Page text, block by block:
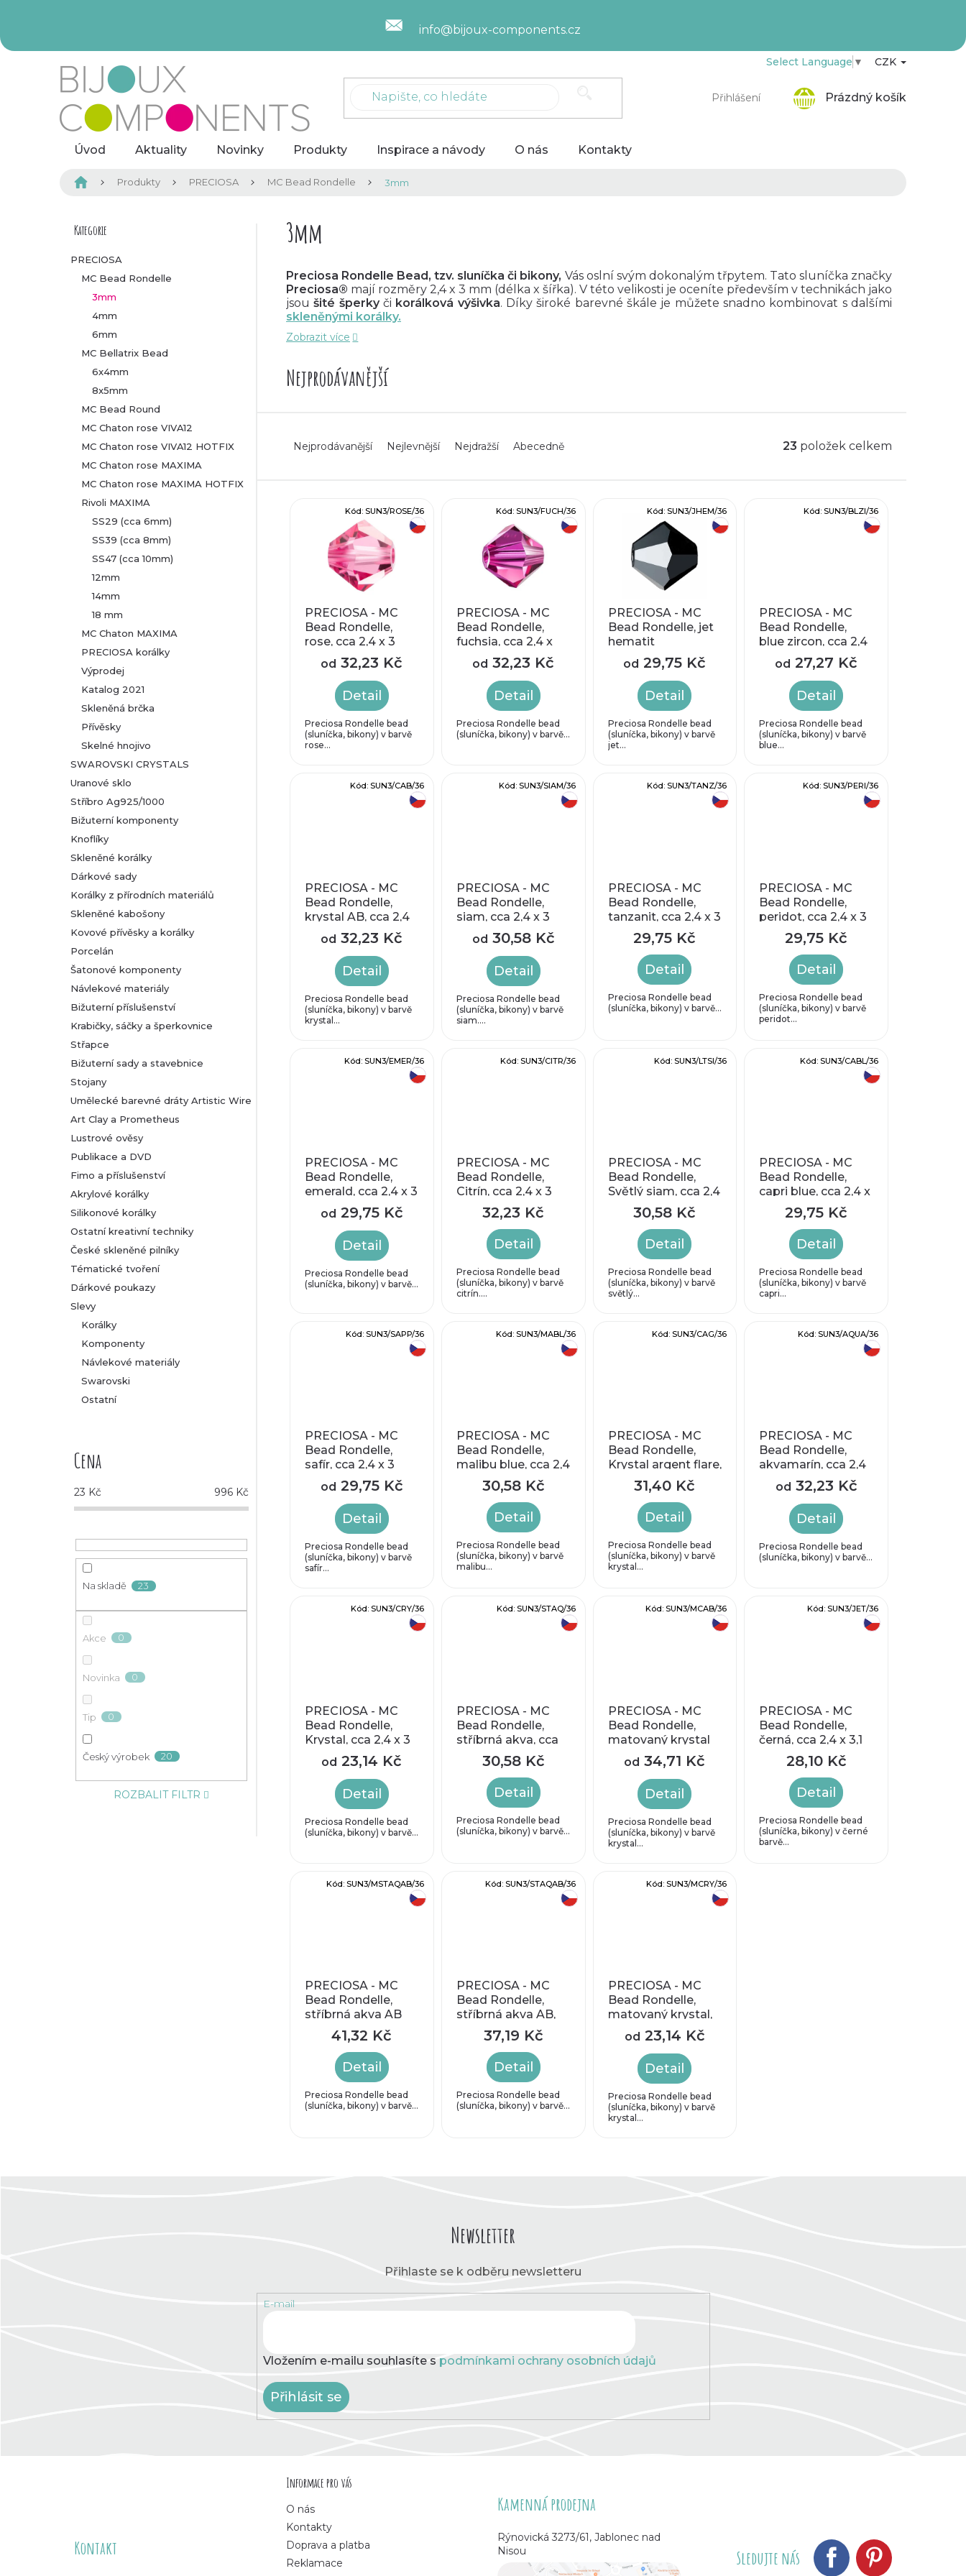
info@bijoux-components.cz
Přihlášení
Select Language ▼ CZK
Prázdný košík
Úvod Aktuality Novinky Produkty Inspirace a návody O nás Kontakty
Domů Produkty PRECIOSA MC Bead Rondelle 3mm
P
o
n
n
Přeskočit
Kategorie
PRECIOSA
MC Bead Rondelle
3mm
4mm
6mm
MC Bellatrix Bead
6x4mm
8x5mm
MC Bead Round
MC Chaton rose VIVA12
MC Chaton rose VIVA12 HOTFIX
MC Chaton rose MAXIMA
MC Chaton rose MAXIMA HOTFIX
Rivoli MAXIMA
SS29 (cca 6mm)
SS39 (cca 8mm)
SS47 (cca 10mm)
12mm
14mm
18 mm
MC Chaton MAXIMA
PRECIOSA korálky
Výprodej
Katalog 2021
Skleněná brčka
Přívěsky
Skelné hnojivo
SWAROVSKI CRYSTALS
Uranové sklo
Stříbro Ag925/1000
Bižuterní komponenty
Knoflíky
Skleněné korálky
Dárkové sady
Korálky z přírodních materiálů
Skleněné kabošony
Kovové přívěsky a korálky
Porcelán
Šatonové komponenty
Návlekové materiály
Bižuterní příslušenství
Krabičky, sáčky a šperkovnice
Střapce
Bižuterní sady a stavebnice
Stojany
Umělecké barevné dráty Artistic Wire
Art Clay a Prometheus
Lustrové ověsy
Publikace a DVD
Fimo a příslušenství
Akrylové korálky
Silikonové korálky
Ostatní kreativní techniky
České skleněné pilníky
Tématické tvoření
Dárkové poukazy
Slevy
Korálky
Komponenty
Návlekové materiály
Swarovski
Ostatní
Cena
23 Kč 996 Kč
Na skladě 23
Akce 0
Novinka 0
Tip 0
Český výrobek 20
ROZBALIT FILTR
3mm
Preciosa Rondelle Bead, tzv. sluníčka či bikony, Vás oslní svým dokonalým třpytem. Tato sluníčka značky
Preciosa® mají rozměry 2,4 x 3 mm (délka x šířka). V této velikosti je oceníte především v technikách jako
jsoušité šperkyči korálková výšivka. Díky široké barevné škále je můžete snadno kombinovat s dalšími
skleněnými korálky.
Inspiraci naleznete na našem
Sluníčka Preciosa jsou alternativou k perlím
Zobrazit více
Nejprodávanější
Nejprodávanější Nejlevnější Nejdražší Abecedně 23 položek celkem
PRECIOSA - MC
Bead Rondelle,
rose, cca 2,4 x 3
od 32,23 Kč
Detail
Preciosa Rondelle bead
(sluníčka, bikony) v barvě
rose...
Kód: SUN3/ROSE/36
PRECIOSA - MC
Bead Rondelle,
fuchsia, cca 2,4 x
3mm
od 32,23 Kč
Detail
Preciosa Rondelle bead
(sluníčka, bikony) v barvě...
Kód: SUN3/FUCH/36
PRECIOSA - MC
Bead Rondelle, jet
hematit
(půlpokov), cca 2,4
x 3 mm
od 29,75 Kč
Detail
Preciosa Rondelle bead
(sluníčka, bikony) v barvě
jet...
Kód:SUN3/JHEM/36
PRECIOSA - MC
Bead Rondelle,
blue zircon, cca 2,4
x 3 mm
od 27,27 Kč
Detail
Preciosa Rondelle bead
(sluníčka, bikony) v barvě
blue...
Kód: SUN3/BLZI/36
PRECIOSA - MC
Bead Rondelle,
krystal AB, cca 2,4
x 3,1 mm
od 32,23 Kč
Detail
Preciosa Rondelle bead
(sluníčka, bikony) v barvě
krystal...
Kód: SUN3/CAB/36
PRECIOSA - MC
Bead Rondelle,
siam, cca 2,4 x 3
od 30,58 Kč
Detail
Preciosa Rondelle bead
(sluníčka, bikony) v barvě
siam....
Kód: SUN3/SIAM/36
PRECIOSA - MC
Bead Rondelle,
tanzanit, cca 2,4 x 3
29,75 Kč
Detail
Preciosa Rondelle bead
(sluníčka, bikony) v barvě...
Kód:SUN3/TANZ/36
PRECIOSA - MC
Bead Rondelle,
peridot, cca 2,4 x 3
29,75 Kč
Detail
Preciosa Rondelle bead
(sluníčka, bikony) v barvě
peridot...
Kód: SUN3/PERI/36
PRECIOSA - MC
Bead Rondelle,
emerald, cca 2,4 x 3
od 29,75 Kč
Detail
Preciosa Rondelle bead
(sluníčka, bikony) v barvě...
Kód: SUN3/EMER/36
PRECIOSA - MC
Bead Rondelle,
Citrín, cca 2,4 x 3
32,23 Kč
Detail
Preciosa Rondelle bead
(sluníčka, bikony) v barvě
citrín....
Kód: SUN3/CITR/36
PRECIOSA - MC
Bead Rondelle,
Světlý siam, cca 2,4
x 3 mm30,58 Kč
Detail
Preciosa Rondelle bead
(sluníčka, bikony) v barvě
světlý...
Kód:SUN3/LTSI/36
PRECIOSA - MC
Bead Rondelle,
capri blue, cca 2,4 x
3 mm29,75 Kč
Detail
Preciosa Rondelle bead
(sluníčka, bikony) v barvě
capri...
Kód: SUN3/CABL/36
PRECIOSA - MC
Bead Rondelle,
safír, cca 2,4 x 3
od 29,75 Kč
Detail
Preciosa Rondelle bead
(sluníčka, bikony) v barvě
safír...
Kód: SUN3/SAPP/36
PRECIOSA - MC
Bead Rondelle,
malibu blue, cca 2,4
x 3 mm30,58 Kč
Detail
Preciosa Rondelle bead
(sluníčka, bikony) v barvě
malibu...
Kód: SUN3/MABL/36
PRECIOSA - MC
Bead Rondelle,
Krystal argent flare,
cca 2,4 x 3 mm
31,40 Kč
Detail
Preciosa Rondelle bead
(sluníčka, bikony) v barvě
krystal...
Kód:SUN3/CAG/36
PRECIOSA - MC
Bead Rondelle,
akvamarín, cca 2,4
x 3 mm
od 32,23 Kč
Detail
Preciosa Rondelle bead
(sluníčka, bikony) v barvě...
Kód: SUN3/AQUA/36
PRECIOSA - MC
Bead Rondelle,
Krystal, cca 2,4 x 3
od 23,14 Kč
Detail
Preciosa Rondelle bead
(sluníčka, bikony) v barvě...
Kód: SUN3/CRY/36
PRECIOSA - MC
Bead Rondelle,
stříbrná akva, cca
2,4 x 3,1 mm
30,58 Kč
Detail
Preciosa Rondelle bead
(sluníčka, bikony) v barvě...
Kód: SUN3/STAQ/36
PRECIOSA - MC
Bead Rondelle,
matovaný krystal
AB, cca 2,4 x 3mm
od 34,71 Kč
Detail
Preciosa Rondelle bead
(sluníčka, bikony) v barvě
krystal...
Kód:SUN3/MCAB/36
PRECIOSA - MC
Bead Rondelle,
černá, cca 2,4 x 3,1
28,10 Kč
Detail
Preciosa Rondelle bead
(sluníčka, bikony) v černé
barvě...
Kód: SUN3/JET/36
PRECIOSA - MC
Bead Rondelle,
stříbrná akva AB
mat, cca 2,4 x 3,1
41,32 Kč
Detail
Preciosa Rondelle bead
(sluníčka, bikony) v barvě...
Kód: SUN3/MSTAQAB/36
PRECIOSA - MC
Bead Rondelle,
stříbrná akva AB,
cca 2,4 x 3,1 mm
37,19 Kč
Detail
Preciosa Rondelle bead
(sluníčka, bikony) v barvě...
Kód: SUN3/STAQAB/36
PRECIOSA - MC
Bead Rondelle,
matovaný krystal,
cca 2,4 x 3 mm
od 23,14 Kč
Detail
Preciosa Rondelle bead
(sluníčka, bikony) v barvě
krystal...
Kód:SUN3/MCRY/36
v
ý
p
Newsletter
Přihlaste se k odběru newsletteru
E-mail
Vložením e-mailu souhlasíte s podmínkami ochrany osobních údajů
Přihlásit se
Kontakt
Informace pro vás
O nás
Kontakty
Doprava a platba
Reklamace
Kamenná prodejna
Rýnovická 3273/61, Jablonec nad
Nisou
Sledujte nás